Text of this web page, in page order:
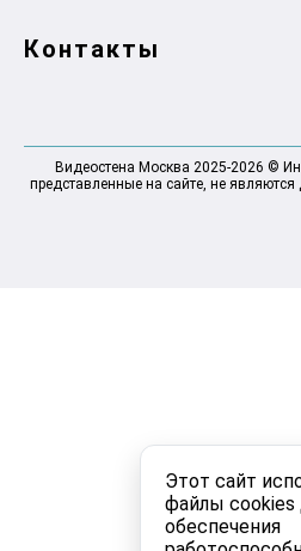
Этот сайт
файлы cookies
обеспечения
Контакты
Видеостена Москва 2025-2026 ©
представленные на сайте, не